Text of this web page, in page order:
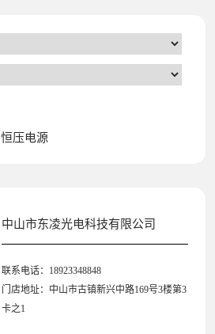
恒压电源
中山市东凌光电科技有限公司
联系电话：18923348848
门店地址：中山市古镇新兴中路169号3楼第3
卡之1